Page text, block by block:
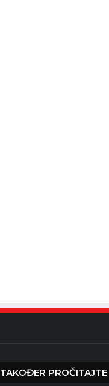
TAKOĐER PROČITAJTE